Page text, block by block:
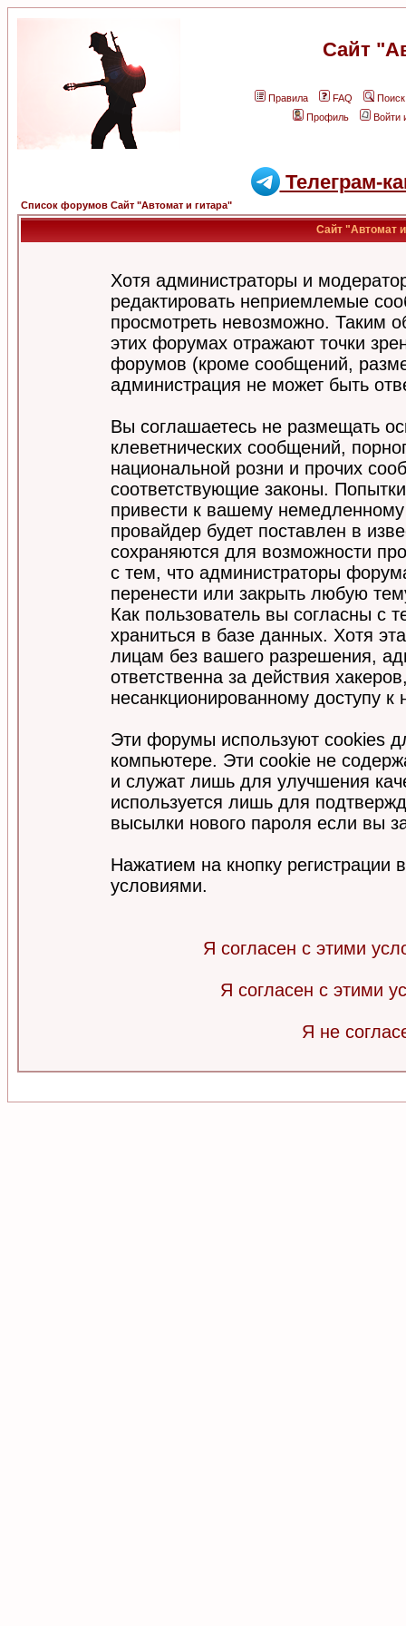
Сайт
Правила FAQ
Поиск
Профиль
Войти
Телеграм-
Список форумов Сайт "Автомат и гитара"
Сайт "Автомат и
Хотя администраторы и
редактировать неприемлемые
просмотреть невозможно. Таким
этих форумах отражают точки
форумов (кроме сообщений,
администрация не может быть
Вы соглашаетесь не размещать
клеветнических сообщений,
национальной розни и прочих
соответствующие законы.
привести к вашему
провайдер будет поставлен в
сохраняются для возможности
с тем, что администраторы
перенести или закрыть любую
Как пользователь вы согласны с
храниться в базе данных. Хотя
лицам без вашего разрешения,
ответственна за действия
несанкционированному доступу к
Эти форумы используют cookies
компьютере. Эти cookie не
и служат лишь для улучшения
используется лишь для
высылки нового пароля если вы
Нажатием на кнопку регистрации
условиями.
Я согласен с этими
Я согласен с этими
Я не